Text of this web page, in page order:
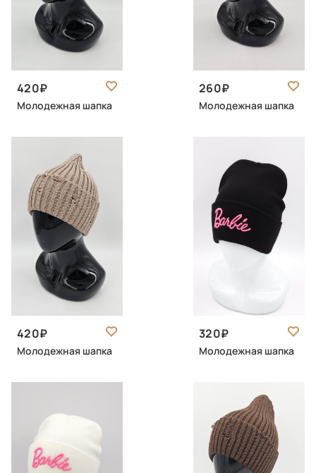
420
Молодежная шапка
260
Молодежная шапка
420
Молодежная шапка
320
Молодежная шапка